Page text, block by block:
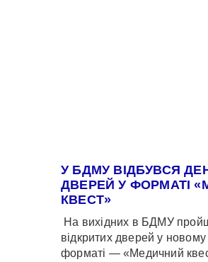
У БДМУ ВІДБУВСЯ
ДВЕРЕЙ У ФОРМАТІ
КВЕСТ»
На вихідних в БДМУ
відкритих дверей у
форматі — «Медичний